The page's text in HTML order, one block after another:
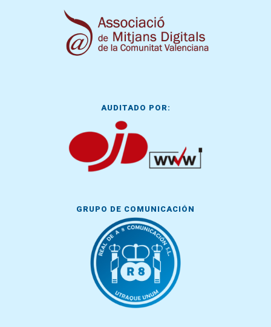
AUDITADO POR:
GRUPO DE COMUNICACIÓN